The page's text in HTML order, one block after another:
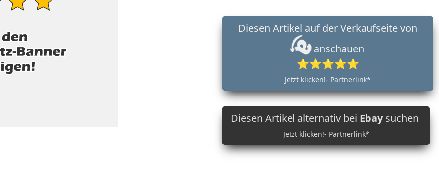
anschauen
⭐⭐⭐⭐⭐
Jetzt klicken!- Partnerlink*
Diesen Artikel alternativ bei Ebaysuchen
Jetzt klicken!- Partnerlink*